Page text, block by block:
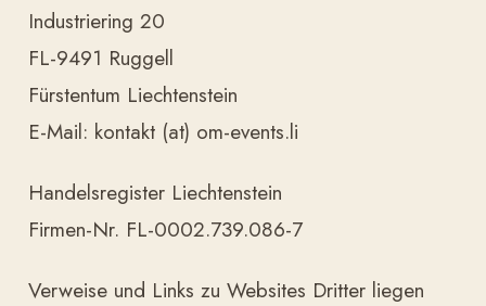
Industriering 20
FL-9491 Ruggell
Fürstentum Liechtenstein
E-Mail: kontakt (at) om-events.li
Handelsregister Liechtenstein
Firmen-Nr. FL-0002.739.086-7
Verweise und Links zu Websites Dritter liegen